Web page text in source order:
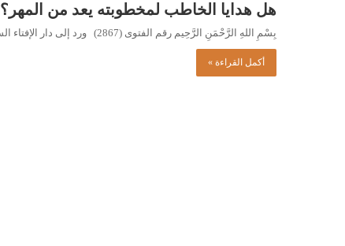
هل هدايا الخاطب لمخطوبته يعد من المهر؟
بِسْمِ اللهِ الرَّحْمَنِ الرَّحِيم رقم الفتوى (2867) ورد إلى دار الإفتاء السؤال التالي: ما حكم الهدايا التي يقدمها الخاطب…
أكمل القراءة »